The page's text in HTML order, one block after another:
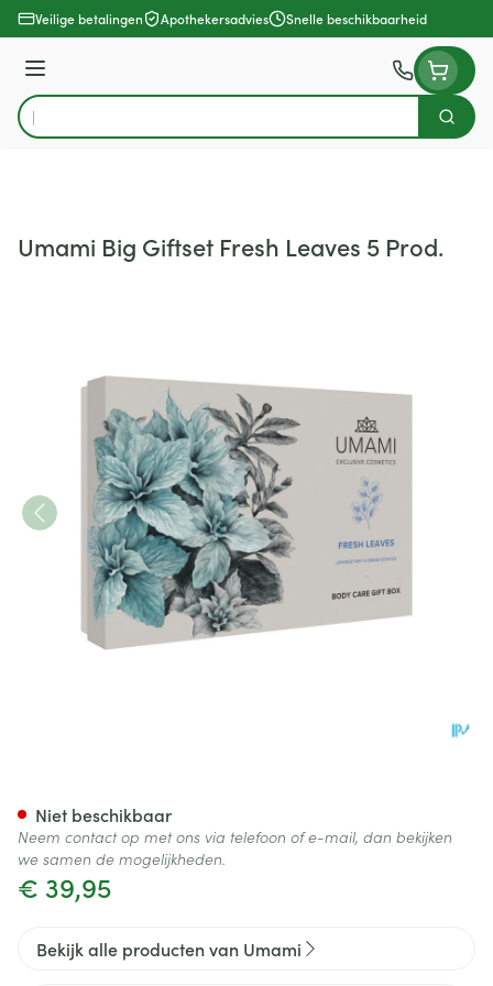
Ga naar de inhoud
Veilige betalingen Apothekersadvies Snelle beschikbaarheid
Menu
Product, merk, categorie...
Zoek
Umami Big Giftset Fresh Leaves 5 Prod.
€ 39,95
Niet beschikbaar
Neem contact op met ons via telefoon of e-mail, dan bekijken
we samen de mogelijkheden.
Bekijk alle producten van Umami